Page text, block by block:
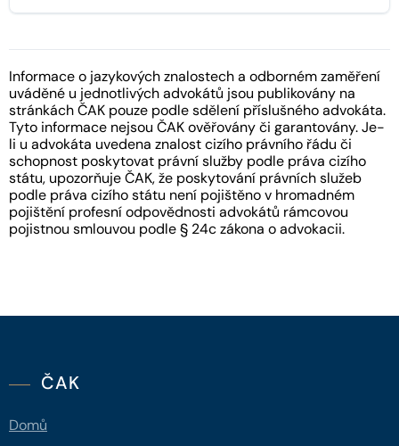
Informace o jazykových znalostech a odborném zaměření
uváděné u jednotlivých advokátů jsou publikovány na
stránkách ČAK pouze podle sdělení příslušného advokáta.
Tyto informace nejsou ČAK ověřovány či garantovány. Je-
li u advokáta uvedena znalost cizího právního řádu či
schopnost poskytovat právní služby podle práva cizího
státu, upozorňuje ČAK, že poskytování právních služeb
podle práva cizího státu není pojištěno v hromadném
pojištění profesní odpovědnosti advokátů rámcovou
pojistnou smlouvou podle § 24c zákona o advokacii.
ČAK
Domů